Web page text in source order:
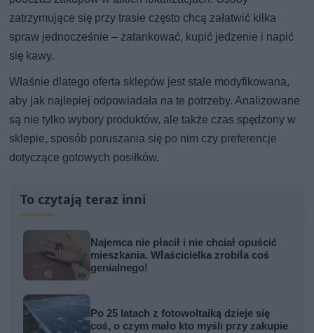
zatrzymujące się przy trasie często chcą załatwić kilka
spraw jednocześnie – zatankować, kupić jedzenie i napić
się kawy.
Właśnie dlatego oferta sklepów jest stale modyfikowana,
aby jak najlepiej odpowiadała na te potrzeby. Analizowane
są nie tylko wybory produktów, ale także czas spędzony w
sklepie, sposób poruszania się po nim czy preferencje
dotyczące gotowych posiłków.
To czytają teraz inni
Najemca nie płacił i nie chciał opuścić
mieszkania. Właścicielka zrobiła coś
genialnego!
Po 25 latach z fotowoltaiką dzieje się
coś, o czym mało kto myśli przy zakupie